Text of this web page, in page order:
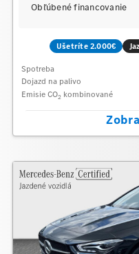
Obľúbené financovanie
Ušetríte 2.000€
Spotreba
Dojazd na palivo
Emisie CO2 kombinované